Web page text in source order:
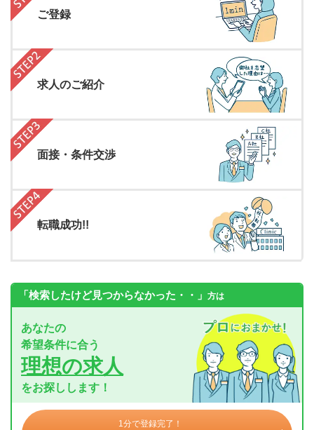
ご登録
求人のご紹介
面接・条件交渉
転職成功!!
「検索したけど見つからなかった・・」 方は
あなたの
希望条件に合う
理想の求人
をお探しします！
1分で登録完了！